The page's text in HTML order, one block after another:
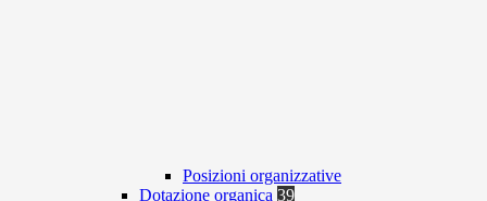
Posizioni organizzative
Dotazione organica 39